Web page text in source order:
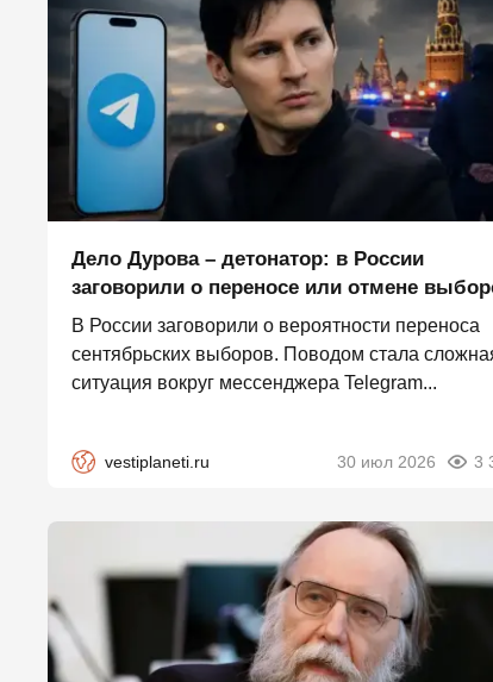
Дело Дурова – детонатор: в России
заговорили о переносе или отмене
В России заговорили о вероятности переноса
сентябрьских выборов. Поводом стала
ситуация вокруг мессенджера Telegram...
vestiplaneti.ru 30 июл 2026 3